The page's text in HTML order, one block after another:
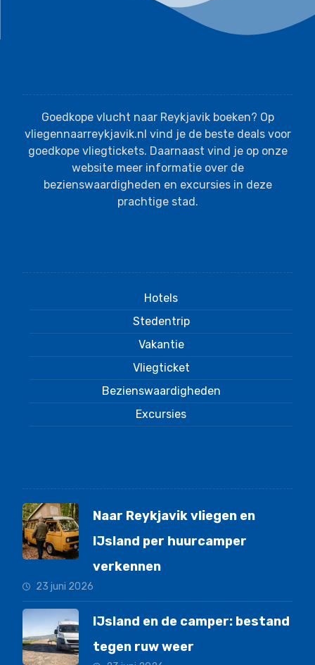
Goedkope vlucht naar Reykjavik boeken? Op
vliegennaarreykjavik.nl vind je de beste deals voor
goedkope vliegtickets. Daarnaast vind je op onze
website meer informatie over de
bezienswaardigheden en excursies in deze
prachtige stad.
Hotels
Stedentrip
Vakantie
Vliegticket
Bezienswaardigheden
Excursies
Naar Reykjavik vliegen en
IJsland per huurcamper
verkennen
23 juni 2026
IJsland en de camper: bestand
tegen ruw weer